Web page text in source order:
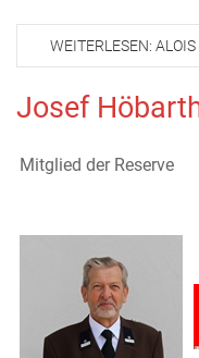
WEITERLESEN: ALOIS
Josef
Mitglied der Reserve